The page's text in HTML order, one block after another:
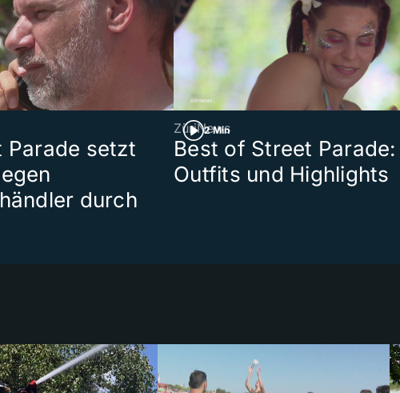
Parade setzt
durch
2 Min
ZüriNews
Best of Street Parade:
Outfits und Highlights